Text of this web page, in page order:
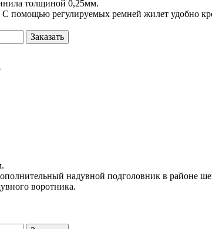
толщиной 0,25мм.
помощью регулируемых ремней жилет удобно
Заказать
надувной подголовник в районе
воротника.